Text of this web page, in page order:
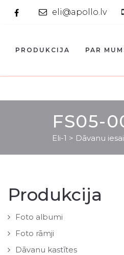
eli@apollo.lv
PRODUKCIJA PAR
FS05-
Eli-1 > Dāvanu
Produkcija
Foto albumi
Foto rāmji
Dāvanu kastītes